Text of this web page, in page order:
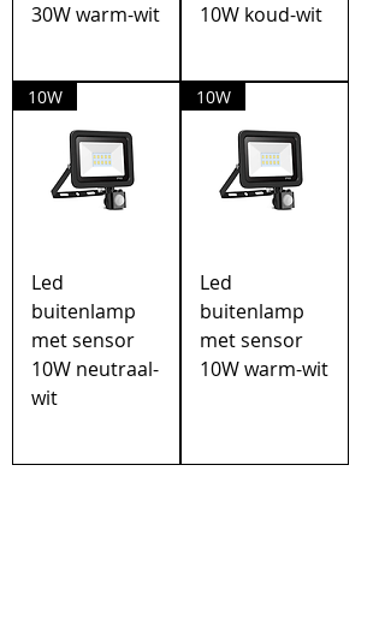
30W warm-wit
10W koud-wit
10W
Led
buitenlamp
met sensor
10W neutraal-
wit
10W
Led
buitenlamp
met sensor
10W warm-wit